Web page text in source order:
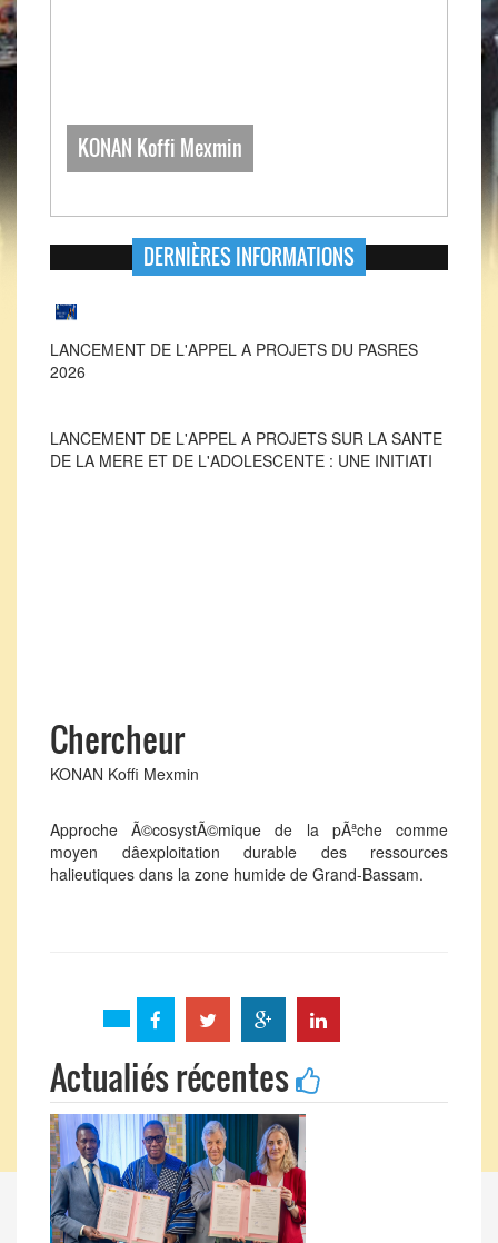
KONAN Koffi Mexmin
DERNIÈRES INFORMATIONS
LANCEMENT DE L'APPEL A PROJETS DU PASRES
Chercheur
KONAN Koffi Mexmin
Approche Ã©cosystÃ©mique de la pÃªche comme
moyen dâexploitation durable des ressources
halieutiques dans la zone humide de Grand-Bassam.
Actualiés récentes